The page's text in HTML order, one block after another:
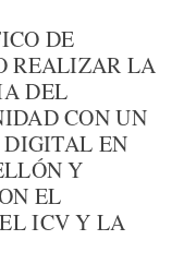
DE
REALIZAR LA
DEL
CON UN
DIGITAL EN
Y
EL
ICV Y LA